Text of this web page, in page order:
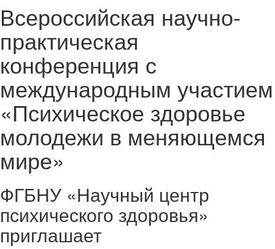
Всероссийская научно-
практическая
конференция с
международным участием
«Психическое здоровье
молодежи в меняющемся
мире»
ФГБНУ «Научный центр
психического здоровья»
приглашает